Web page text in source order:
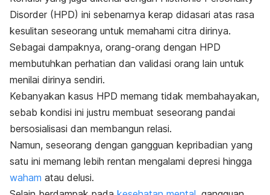
Disorder (HPD) ini sebenarnya kerap didasari atas rasa
kesulitan seseorang untuk memahami citra dirinya.
Sebagai dampaknya, orang-orang dengan HPD
membutuhkan perhatian dan validasi orang lain untuk
menilai dirinya sendiri.
Kebanyakan kasus HPD memang tidak membahayakan,
sebab kondisi ini justru membuat seseorang pandai
bersosialisasi dan membangun relasi.
Namun, seseorang dengan gangguan kepribadian yang
satu ini memang lebih rentan mengalami depresi hingga
waham atau delusi.